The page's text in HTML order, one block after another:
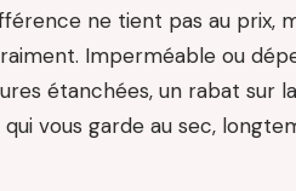
ne tient pas au prix,
Imperméable ou
étanchées, un rabat sur
vous garde au sec,